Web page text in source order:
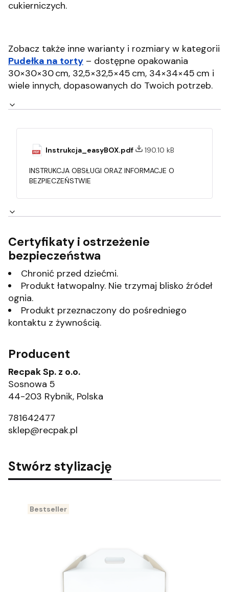
cukierniczych.
Zobacz także inne warianty i rozmiary w kategorii
Pudełka na torty – dostępne opakowania
30×30×30 cm, 32,5×32,5×45 cm, 34×34×45 cm i
wiele innych, dopasowanych do Twoich potrzeb.
Instrukcja_easyBOX.pdf 190.10 kB
INSTRUKCJA OBSŁUGI ORAZ INFORMACJE O
BEZPIECZEŃSTWIE
Certyfikaty i ostrzeżenie
bezpieczeństwa
Chronić przed dziećmi.
Produkt łatwopalny. Nie trzymaj blisko źródeł
ognia.
Produkt przeznaczony do pośredniego
kontaktu z żywnością.
Producent
Recpak Sp. z o.o.
Sosnowa 5
44-203 Rybnik, Polska
781642477
sklep@recpak.pl
Stwórz stylizację
Bestseller